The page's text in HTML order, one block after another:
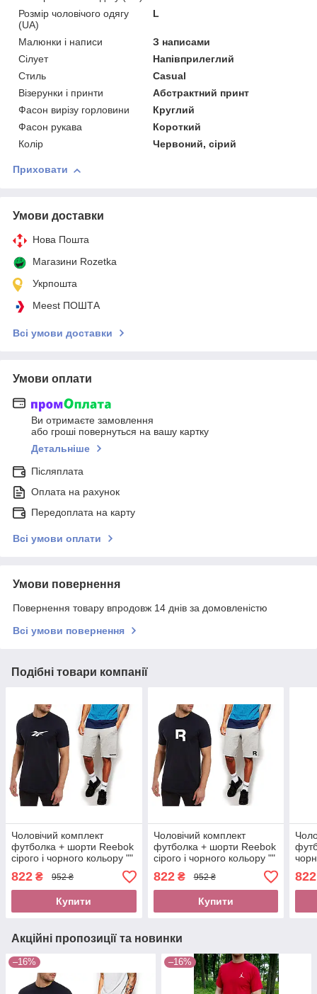
Розмір чоловічого одягу
(UA)
L
Малюнки і написи
З написами
Сілует
Напівприлеглий
Стиль
Casual
Візерунки і принти
Абстрактний принт
Фасон вирізу горловини
Круглий
Фасон рукава
Короткий
Колір
Червоний, сірий
Приховати
Умови доставки
Нова Пошта
Магазини Rozetka
Укрпошта
Meest ПОШТА
Всі умови доставки
Умови оплати
Ви отримаєте замовлення
або гроші повернуться на вашу картку
Детальніше
Післяплата
Оплата на рахунок
Передоплата на карту
Всі умови оплати
Умови повернення
Повернення товару впродовж 14 днів за домовленістю
Всі умови повернення
Подібні товари компанії
Чоловічий комплект
футболка + шорти Reebok
сірого і чорного кольору ""
В стилі Reebok ""
822 ₴ 952 ₴
Купити
Чоловічий комплект
футболка + шорти Reebok
сірого і чорного кольору ""
В стилі Reebok ""
822₴ 952 ₴
Купити
В
822
Акційні пропозиції та новинки
–16% –16%